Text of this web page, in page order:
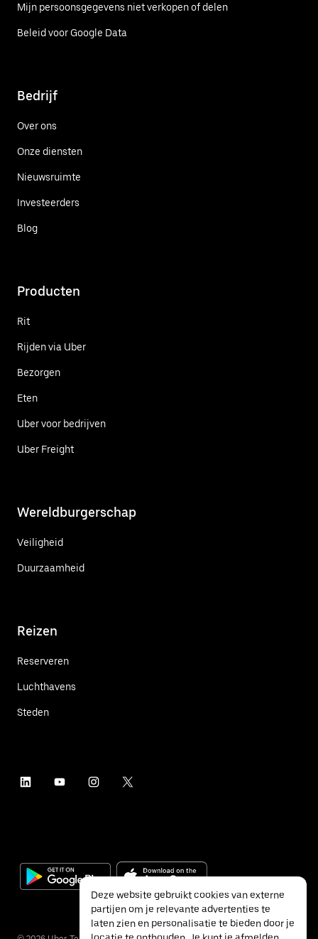
Mijn persoonsgegevens niet verkopen of delen
Beleid voor Google Data
Bedrijf
Over ons
Onze diensten
Nieuwsruimte
Investeerders
Blog
Producten
Rit
Rijden via Uber
Bezorgen
Eten
Uber voor bedrijven
Uber Freight
Wereldburgerschap
Veiligheid
Duurzaamheid
Reizen
Reserveren
Luchthavens
Steden
Deze website gebruikt cookies van externe
partijen om je relevante advertenties te
laten zien en personalisatie te bieden door je